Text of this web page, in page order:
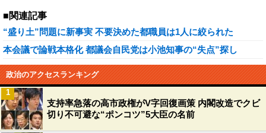
■関連記事
“盛り土”問題に新事実 不要決めた都職員は1人に絞られた
本会議で論戦本格化 都議会自民党は小池知事の“失点”探し
政治のアクセスランキング
支持率急落の高市政権がV字回復画策 内閣改造でクビ
切り不可避な“ポンコツ”5大臣の名前
1